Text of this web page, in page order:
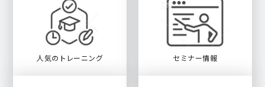
人気のトレーニング セミナー情報